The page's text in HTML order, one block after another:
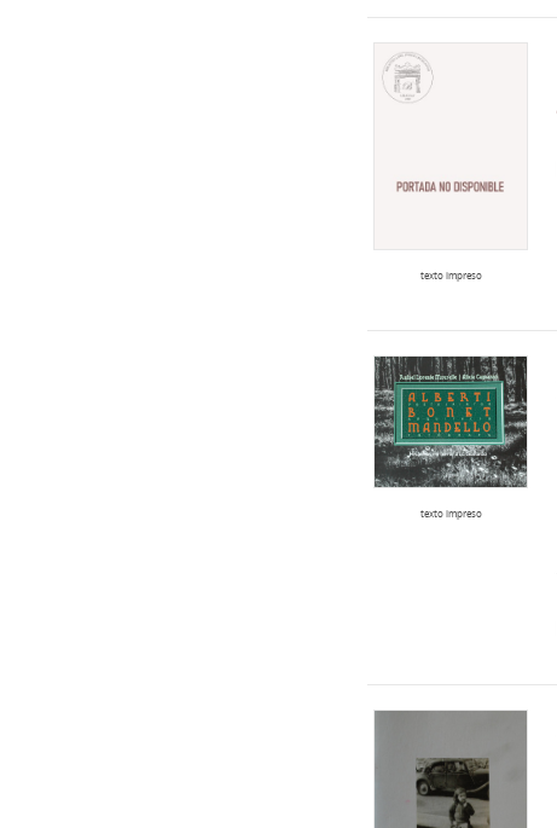
texto impreso
texto impreso